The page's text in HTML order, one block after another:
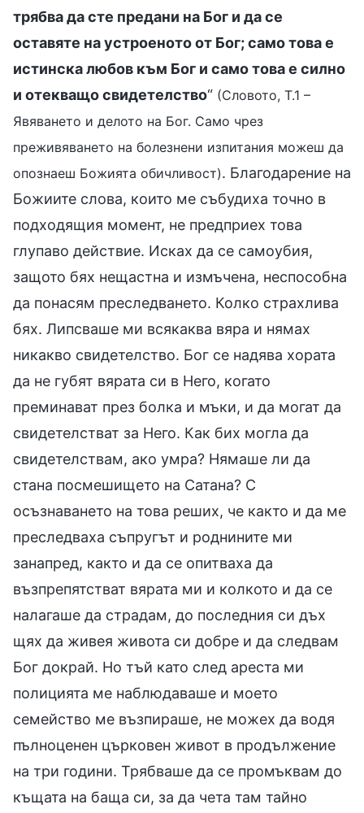
трябва да сте предани на Бог и да се
оставяте на устроеното от Бог; само това е
истинска любов към Бог и само това е силно
и отекващо свидетелство“ (Словото, Т.1 –
Явяването и делото на Бог. Само чрез
преживяването на болезнени изпитания можеш да
опознаеш Божията обичливост). Благодарение на
Божиите слова, които ме събудиха точно в
подходящия момент, не предприех това
глупаво действие. Исках да се самоубия,
защото бях нещастна и измъчена, неспособна
да понасям преследването. Колко страхлива
бях. Липсваше ми всякаква вяра и нямах
никакво свидетелство. Бог се надява хората
да не губят вярата си в Него, когато
преминават през болка и мъки, и да могат да
свидетелстват за Него. Как бих могла да
свидетелствам, ако умра? Нямаше ли да
стана посмешището на Сатана? С
осъзнаването на това реших, че както и да ме
преследваха съпругът и роднините ми
занапред, както и да се опитваха да
възпрепятстват вярата ми и колкото и да се
налагаше да страдам, до последния си дъх
щях да живея живота си добре и да следвам
Бог докрай. Но тъй като след ареста ми
полицията ме наблюдаваше и моето
семейство ме възпираше, не можех да водя
пълноценен църковен живот в продължение
на три години. Трябваше да се промъквам до
къщата на баща си, за да чета там тайно